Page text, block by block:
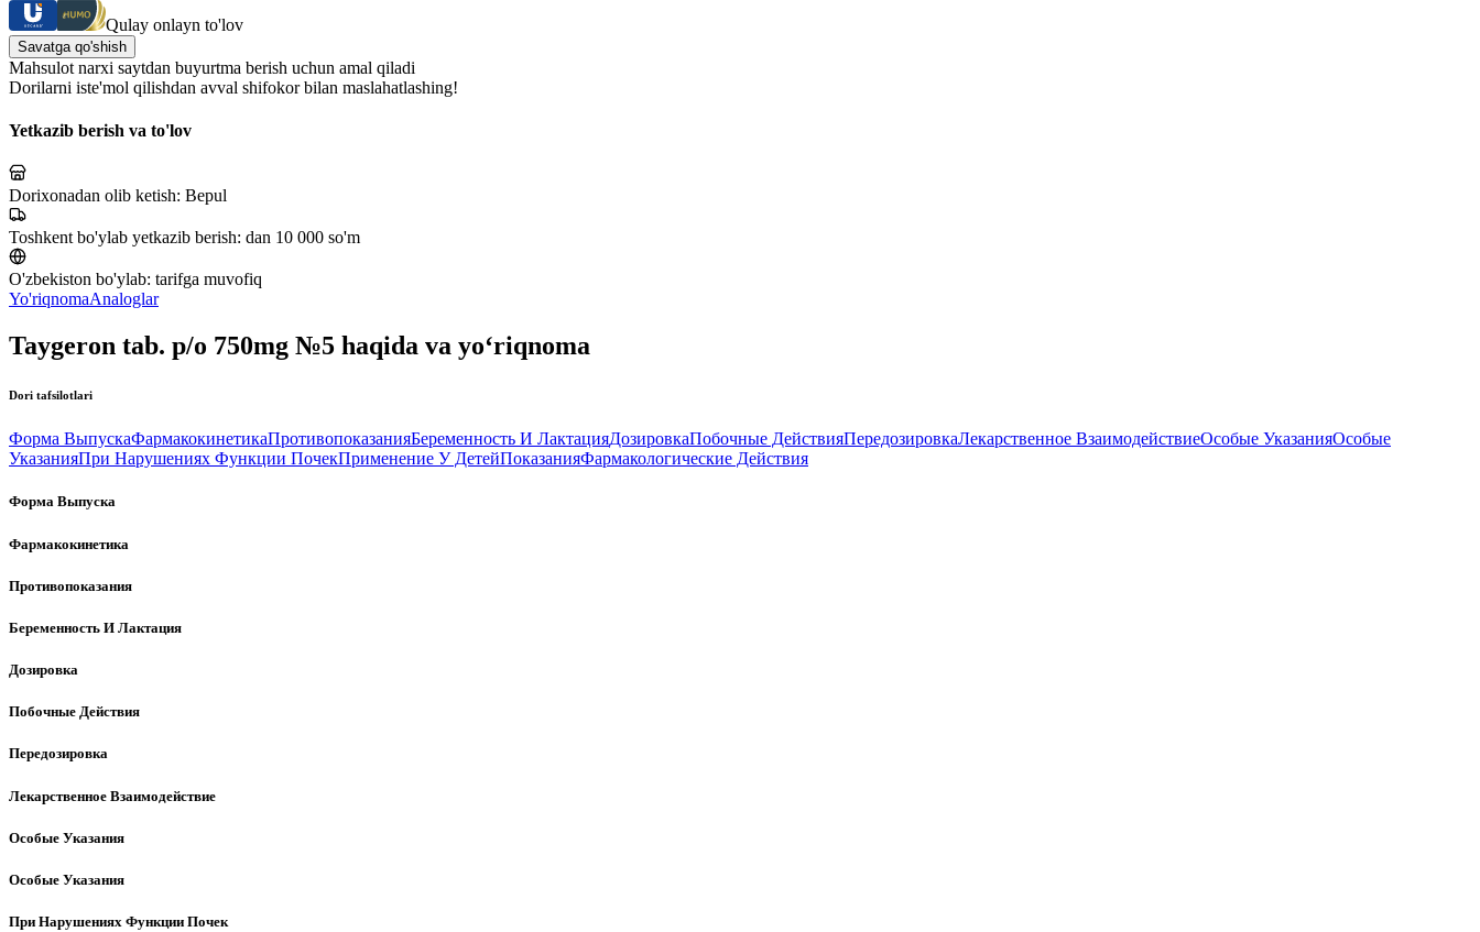
Qulay onlayn to'lov
Savatga qo'shish
Mahsulot narxi saytdan buyurtma berish uchun amal qiladi
Dorilarni iste'mol qilishdan avval shifokor bilan maslahatlashing!
Yetkazib berish va to'lov
Dorixonadan olib ketish: Bepul
Toshkent bo'ylab yetkazib berish: dan 10 000 so'm
O'zbekiston bo'ylab: tarifga muvofiq
Yo'riqnomaAnaloglar
Taygeron tab. p/o 750mg №5 haqida va yo‘riqnoma
Dori tafsilotlari
Форма ВыпускаФармакокинетикаПротивопоказанияБеременность И ЛактацияДозировкаПобочные ДействияПередозировкаЛекарственное ВзаимодействиеОсобые УказанияОсобые
УказанияПри Нарушениях Функции ПочекПрименение У ДетейПоказанияФармакологические Действия
Форма Выпуска
Фармакокинетика
Противопоказания
Беременность И Лактация
Дозировка
Побочные Действия
Передозировка
Лекарственное Взаимодействие
Особые Указания
Особые Указания
При Нарушениях Функции Почек